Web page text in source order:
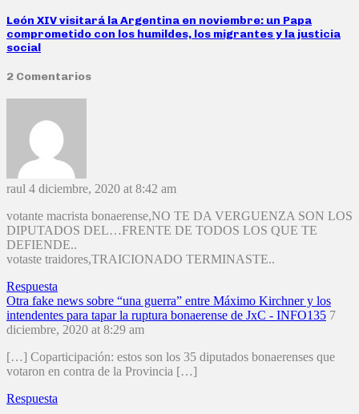
León XIV visitará la Argentina en noviembre: un Papa
comprometido con los humildes, los migrantes y la justicia
social
2 Comentarios
raul 4 diciembre, 2020 at 8:42 am
votante macrista bonaerense,NO TE DA VERGUENZA SON LOS
DIPUTADOS DEL…FRENTE DE TODOS LOS QUE TE
DEFIENDE..
votaste traidores,TRAICIONADO TERMINASTE..
Respuesta
Otra fake news sobre “una guerra” entre Máximo Kirchner y los
intendentes para tapar la ruptura bonaerense de JxC - INFO135 7
diciembre, 2020 at 8:29 am
[…] Coparticipación: estos son los 35 diputados bonaerenses que
votaron en contra de la Provincia […]
Respuesta